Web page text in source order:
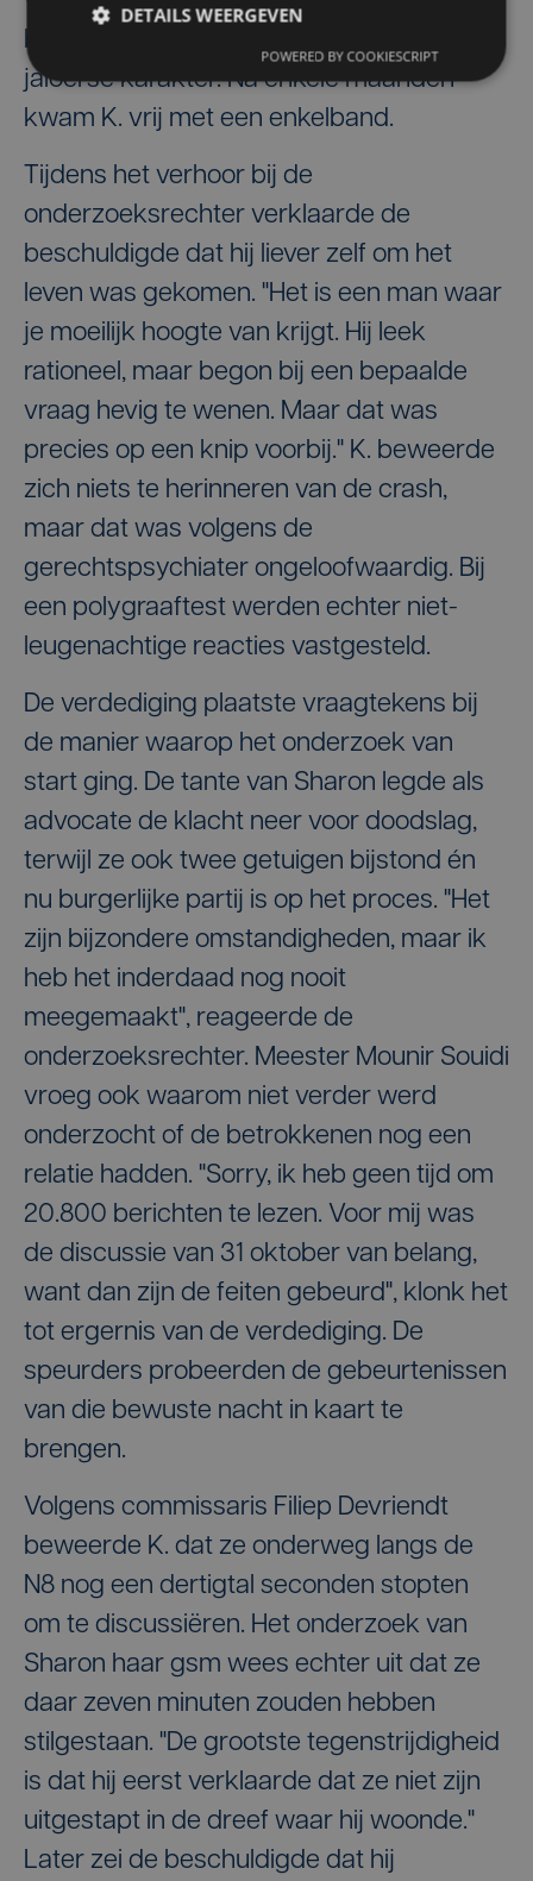
belastende getuigenverklaringen over zijn
jaloerse karakter. Na enkele maanden
kwam K. vrij met een enkelband.
Tijdens het verhoor bij de
onderzoeksrechter verklaarde de
beschuldigde dat hij liever zelf om het
leven was gekomen. "Het is een man waar
je moeilijk hoogte van krijgt. Hij leek
rationeel, maar begon bij een bepaalde
vraag hevig te wenen. Maar dat was
precies op een knip voorbij." K. beweerde
zich niets te herinneren van de crash,
maar dat was volgens de
gerechtspsychiater ongeloofwaardig. Bij
een polygraaftest werden echter niet-
leugenachtige reacties vastgesteld.
De verdediging plaatste vraagtekens bij
de manier waarop het onderzoek van
start ging. De tante van Sharon legde als
advocate de klacht neer voor doodslag,
terwijl ze ook twee getuigen bijstond én
nu burgerlijke partij is op het proces. "Het
zijn bijzondere omstandigheden, maar ik
heb het inderdaad nog nooit
meegemaakt", reageerde de
onderzoeksrechter. Meester Mounir Souidi
vroeg ook waarom niet verder werd
onderzocht of de betrokkenen nog een
relatie hadden. "Sorry, ik heb geen tijd om
20.800 berichten te lezen. Voor mij was
de discussie van 31 oktober van belang,
want dan zijn de feiten gebeurd", klonk het
tot ergernis van de verdediging. De
speurders probeerden de gebeurtenissen
van die bewuste nacht in kaart te
brengen.
Volgens commissaris Filiep Devriendt
beweerde K. dat ze onderweg langs de
N8 nog een dertigtal seconden stopten
om te discussiëren. Het onderzoek van
Sharon haar gsm wees echter uit dat ze
daar zeven minuten zouden hebben
stilgestaan. "De grootste tegenstrijdigheid
is dat hij eerst verklaarde dat ze niet zijn
uitgestapt in de dreef waar hij woonde."
Later zei de beschuldigde dat hij
DETAILS WEERGEVEN
POWERED BY COOKIESCRIPT